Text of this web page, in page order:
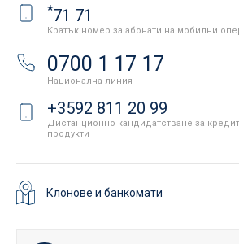
*71 71
Кратък номер за абонати на мобилни
0700 1 17 17
Национална линия
+3592 811 20 99
Дистанционно кандидатстване за
продукти
Клонове и банкомати